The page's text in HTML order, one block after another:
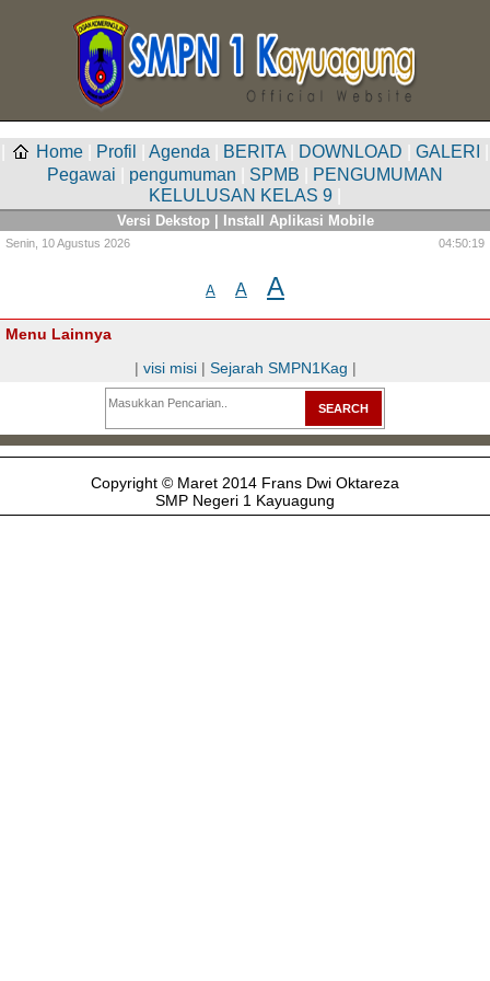
Home Profil Agenda BERITA DOWNLOAD GALERI
Pegawai
pengumuman SPMB
PENGUMUMAN
KELULUSAN KELAS 9
Versi Dekstop| Install Aplikasi Mobile
Senin, 10 Agustus 2026 04:50:19
A A A
Menu Lainnya
| visi misi| Sejarah SMPN1Kag |
Copyright © Maret 2014 Frans Dwi Oktareza
SMP Negeri 1 Kayuagung